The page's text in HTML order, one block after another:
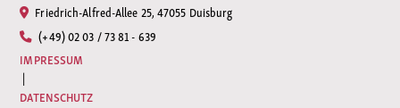
Friedrich-Alfred-Allee 25, 47055 Duisburg
(+49) 02 03 / 73 81 - 639
IMPRESSUM
|
DATENSCHUTZ